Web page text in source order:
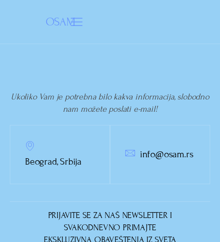
OSAM
Ukoliko Vam je potrebna bilo kakva informacija, slobodno
nam možete poslati e-mail!
Beograd, Srbija
info@osam.rs
PRIJAVITE SE ZA NAŠ NEWSLETTER I
SVAKODNEVNO PRIMAJTE
EKSKLUZIVNA OBAVEŠTENJA IZ SVETA